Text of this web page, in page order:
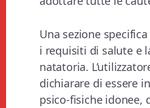
Una sezione
i requisiti di salute e
natatoria.
dichiarare di essere
psico-fisiche idonee,